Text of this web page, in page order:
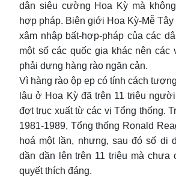
dân siêu cường Hoa Kỳ mà
hợp pháp. Biên giới Hoa Kỳ-Mễ
xâm nhập bất-hợp-pháp của các
một số các quốc gia khác nên các
phải dựng hàng rào ngăn cản.
Vì hàng rào ộp ẹp có tính cách
lậu ở Hoa Kỳ đã trên 11 triệu
đợt trục xuất từ các vị Tổng thống.
1981-1989, Tổng thống Ronald
hoá một lần, nhưng, sau đó số di
dần dần lên trên 11 triệu mà chưa
quyết thích đáng.